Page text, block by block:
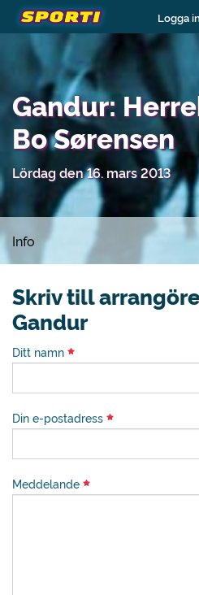
Logga in
Gandur:
Bo Sørensen
Lördag den 16. mars 2013
Info
Skriv till
Gandur
Ditt namn
Din e-postadress
Meddelande